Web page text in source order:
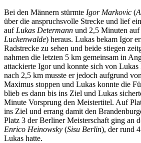
Bei den Männern stürmte Igor Markovic (
über die anspruchsvolle Strecke und lief
auf Lukas Determann und 2,5 Minuten auf
Luckenwalde) heraus. Lukas bekam Igor
Radstrecke zu sehen und beide stiegen
nahmen die letzten 5 km gemeinsam in
attackierte Igor und konnte sich von
nach 2,5 km musste er jedoch aufgrund
Maximus stoppen und Lukas konnte die
blieb es dann bis ins Ziel und Lukas
Minute Vorsprung den Meistertitel. Auf
ins Ziel und errang damit den
Platz 3 der Berliner Meisterschaft ging an
Enrico Heinowsky (Sisu Berlin), der rund
Lukas hatte.